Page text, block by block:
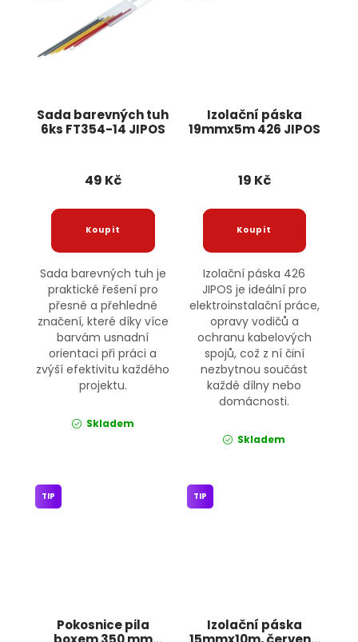
Sada barevných tuh
6ks FT354-14 JIPOS
49 Kč
Sada barevných tuh je
praktické řešení pro
přesné a přehledné
značení, které díky více
barvám usnadní
orientaci při práci a
zvýší efektivitu každého
projektu.
Skladem
Izolační páska
19mmx5m 426 JIPOS
19 Kč
Izolační páska 426
JIPOS je ideální pro
elektroinstalační práce,
opravy vodičů a
ochranu kabelových
spojů, což z ní činí
nezbytnou součást
každé dílny nebo
domácnosti.
Skladem
Pokosnice pila
TIP
Izolační páska
TIP